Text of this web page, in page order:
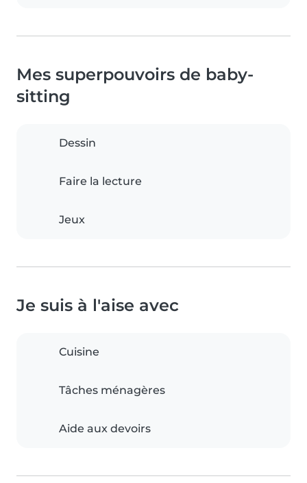
Mes superpouvoirs de baby-
sitting
Dessin
Faire la lecture
Jeux
Je suis à l'aise avec
Cuisine
Tâches ménagères
Aide aux devoirs